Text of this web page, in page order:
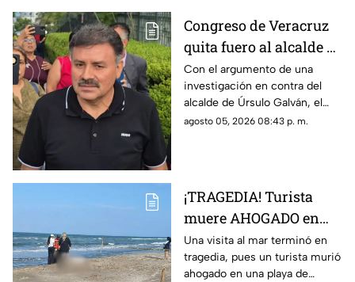
Congreso de Veracruz
quita fuero al alcalde de
Úrsulo Galván por
investigación en su
contra ¿De qué lo
acusan?
Con el argumento de una
investigación en contra del
alcalde de Úrsulo Galván, el
Congreso de Veracruz le quitó
agosto 05, 2026 08:43 p. m.
¡TRAGEDIA! Turista
muere AHOGADO en
PLAYA de Veracruz;
esto se sabe
Una visita al mar terminó en
tragedia, pues un turista murió
ahogado en una playa de